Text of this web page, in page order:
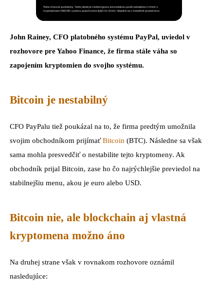
John Rainey, CFO platobného systému PayPal, uviedol v
rozhovore pre Yahoo Finance, že firma stále váha so
zapojením kryptomien do svojho systému.
Bitcoin je nestabilný
CFO PayPalu tiež poukázal na to, že firma predtým umožnila
svojim obchodníkom prijímať Bitcoin (BTC). Následne sa však
sama mohla presvedčiť o nestabilite tejto kryptomeny. Ak
obchodník prijal Bitcoin, zase ho čo najrýchlejšie previedol na
stabilnejšiu menu, akou je euro alebo USD.
Bitcoin nie, ale blockchain aj vlastná
kryptomena možno áno
Na druhej strane však v rovnakom rozhovore oznámil
nasledujúce: